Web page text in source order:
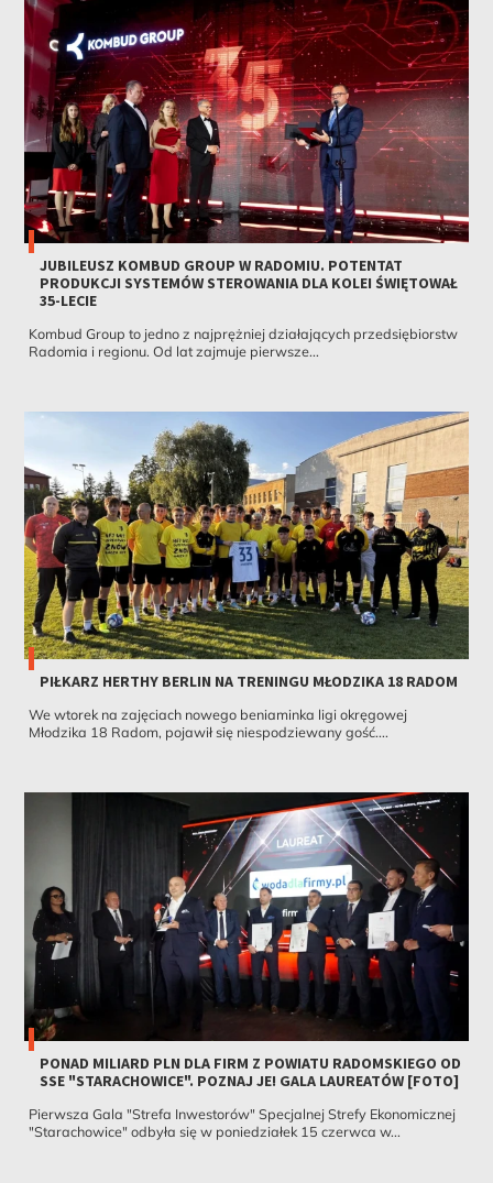
JUBILEUSZ KOMBUD GROUP W RADOMIU. POTENTAT
PRODUKCJI SYSTEMÓW STEROWANIA DLA KOLEI ŚWIĘTOWAŁ
35-LECIE
Kombud Group to jedno z najprężniej działających przedsiębiorstw
Radomia i regionu. Od lat zajmuje pierwsze...
PIŁKARZ HERTHY BERLIN NA TRENINGU MŁODZIKA 18 RADOM
We wtorek na zajęciach nowego beniaminka ligi okręgowej
Młodzika 18 Radom, pojawił się niespodziewany gość....
PONAD MILIARD PLN DLA FIRM Z POWIATU RADOMSKIEGO OD
SSE "STARACHOWICE". POZNAJ JE! GALA LAUREATÓW [FOTO]
Pierwsza Gala "Strefa Inwestorów" Specjalnej Strefy Ekonomicznej
"Starachowice" odbyła się w poniedziałek 15 czerwca w...